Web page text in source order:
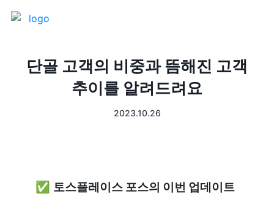
고객관리
매출 장부
키오스크
단골 고객의 비중과 뜸해진 고객
추이를 알려드려요
2023.10.26
✅ 토스플레이스 포스의 이번 업데이트